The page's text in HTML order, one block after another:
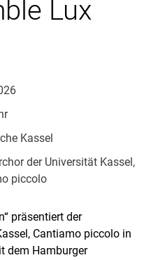
Lux
Kassel
der Universität Kassel,
piccolo
präsentiert der
Cantiamo piccolo in
dem Hamburger